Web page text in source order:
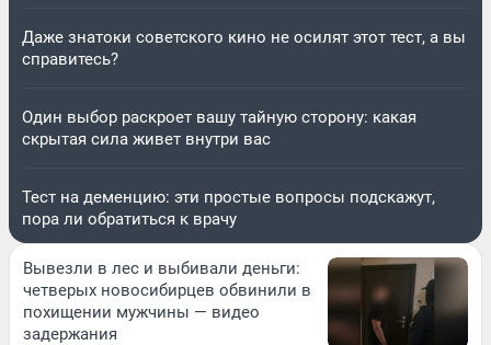
Даже знатоки советского кино не осилят этот тест, а вы
справитесь?
Один выбор раскроет вашу тайную сторону: какая
скрытая сила живет внутри вас
Тест на деменцию: эти простые вопросы подскажут,
пора ли обратиться к врачу
Вывезли в лес и выбивали деньги:
четверых новосибирцев обвинили в
похищении мужчины — видео
задержания